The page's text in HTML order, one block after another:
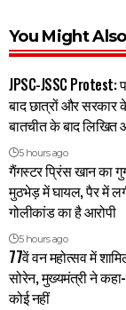
You Might
JPSC-JSSC
बाद छात्रों और
बातचीत के बाद
5 hours ago
गैंगस्टर प्रिंस खान का
मुठभेड़ में घायल, पैर में
गोलीकांड का है आरोपी
5 hours ago
77वें वन महोत्सव में
सोरेन, मुख्यमंत्री ने
कोई नहीं